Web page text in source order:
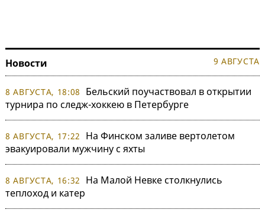
Новости 9 АВГУСТА
8 АВГУСТА, 18:08
Бельский поучаствовал в открытии
турнира по следж-хоккею в Петербурге
8 АВГУСТА, 17:22
На Финском заливе вертолетом
эвакуировали мужчину с яхты
8 АВГУСТА, 16:32
На Малой Невке столкнулись
теплоход и катер